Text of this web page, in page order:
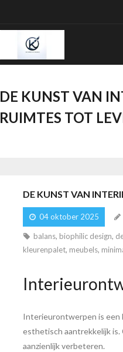
DE KUNST VAN
RUIMTES TOT
DE KUNST VAN
04 oktober 2025
balans, biophilic design,
kleurenpalet, meubels,
Interieurontwerpen is een
esthetisch aantrekkelijk is.
aanzienlijk verbeteren.